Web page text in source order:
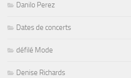
Danilo Perez
Dates de concerts
défilé Mode
Denise Richards